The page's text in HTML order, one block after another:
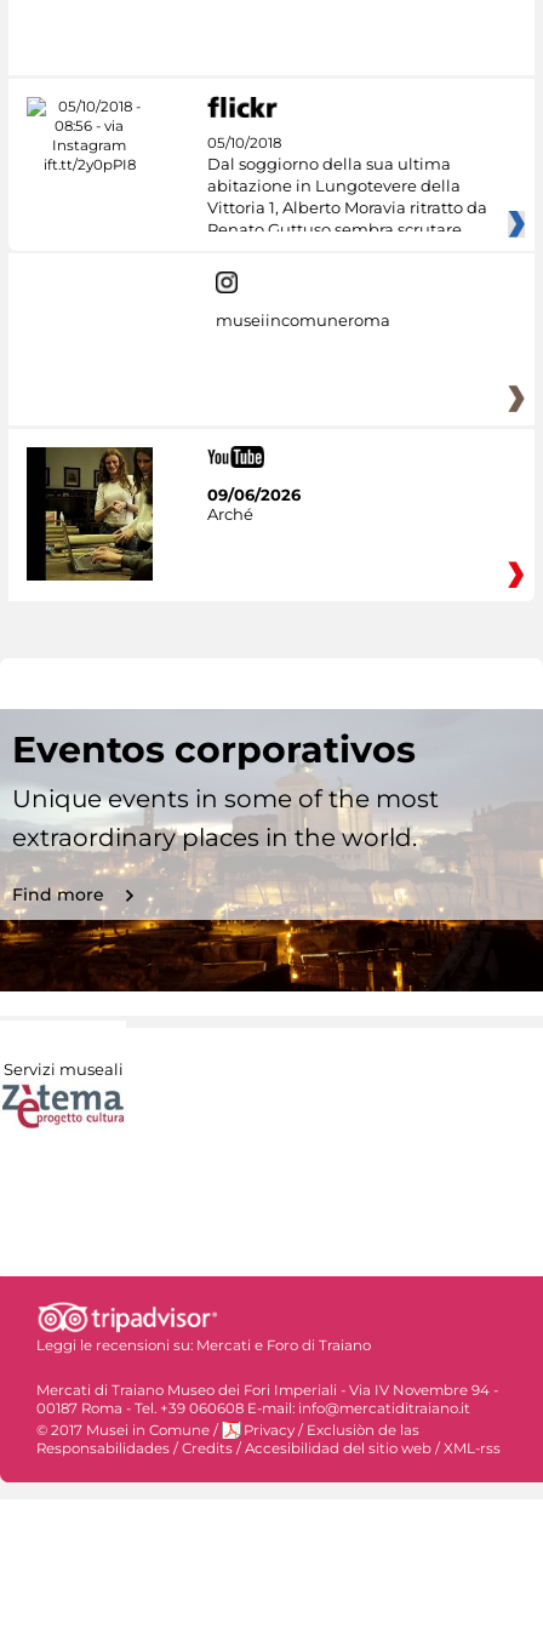
05/10/2018
Dal soggiorno della sua ultima
abitazione in Lungotevere della
Vittoria 1, Alberto Moravia ritratto da
Renato Guttuso sembra scrutare
museiincomuneroma
09/06/2026
Arché
Eventos corporativos
Unique events in some of the most
extraordinary places in the world.
Find more
Servizi museali
Leggi le recensioni su: Mercati e Foro di Traiano
Mercati di Traiano Museo dei Fori Imperiali - Via IV Novembre 94 -
00187 Roma - Tel. +39 060608 E-mail: info@mercatiditraiano.it
© 2017 Musei in Comune / Privacy / Exclusiòn de las
Responsabilidades / Credits / Accesibilidad del sitio web / XML-rss